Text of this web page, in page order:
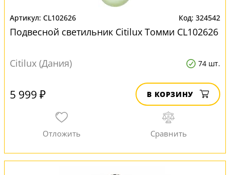
CL102626 324542
Подвесной светильник Citilux Томми CL102626
Citilux (Дания) 74 шт.
5 999 ₽ В КОРЗИНУ